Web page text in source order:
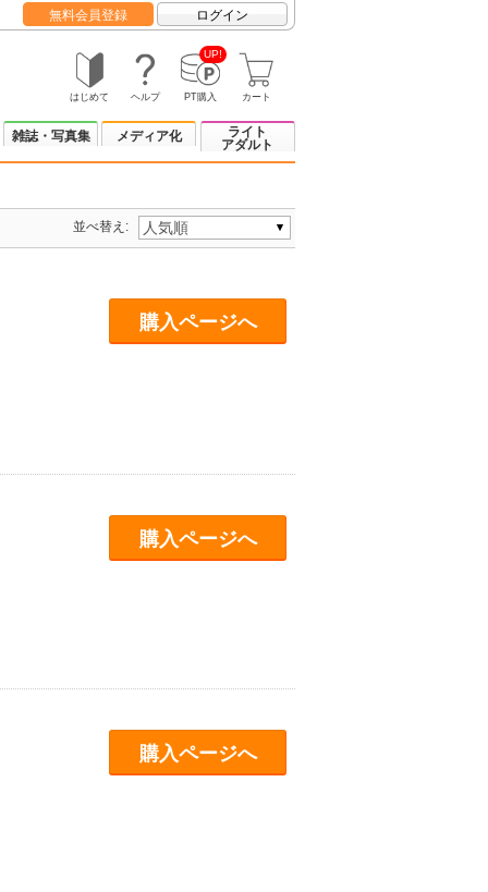
無料会員登録 ログイン
はじめて ヘルプ
UP!
PT購入 カート
雑誌・写真集 メディア化
ライト
アダルト
並べ替え:
購入ページへ
購入ページへ
購入ページへ